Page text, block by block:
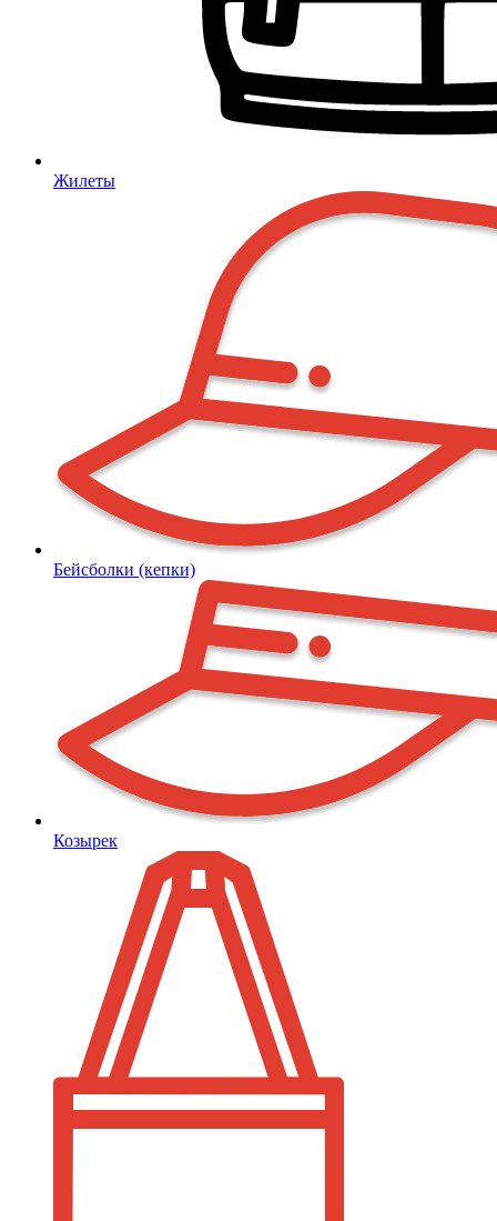
Жилеты
Бейсболки (кепки)
Козырек